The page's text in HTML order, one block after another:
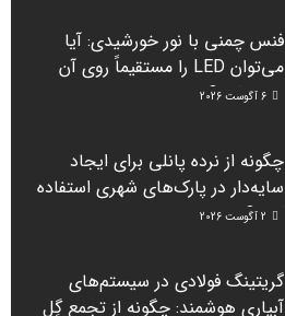
فنس چمنی با نور خورشیدی: آیا
می‌توان LED را مستقیماً روی آن
نصب کرد؟
6 آگوست 2026
چگونه از نرده پانلی برای ایجاد
سایه‌دار در پارک‌های شهری استفاده
کنیم؟
2 آگوست 2026
گریتینگ فولادی در سیستم‌های
آبیاری هوشمند: چگونه از تجمع گِل